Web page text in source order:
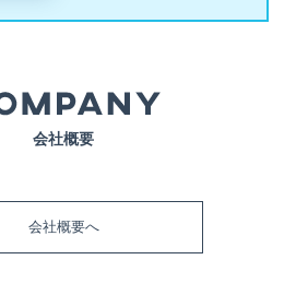
会社概要
会社概要へ